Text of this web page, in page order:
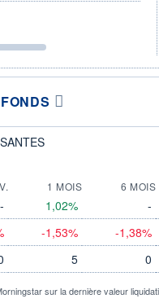
1 MOIS 6 MOIS
- 1,02% -
-1,53% -1,38%
5 0
sur la dernière valeur